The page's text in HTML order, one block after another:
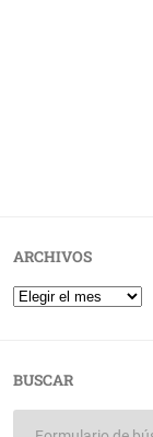
ARCHIVOS
BUSCAR